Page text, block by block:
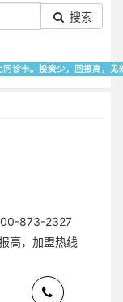
搜索
诊卡。投资少，回报高，见
873-2327
高，加盟热线